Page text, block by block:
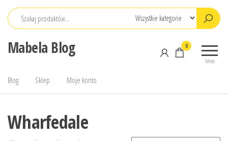
Przejdź
Mabela Blog
Menu
0
Blog Sklep Moje konto
Wharfedale